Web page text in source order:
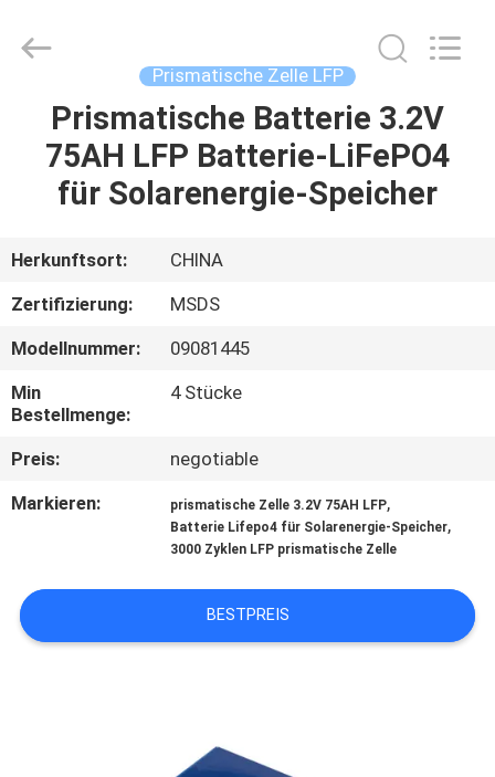
HAUS
PRODUKTE
ÜBER
UNS
FABRIK-
AUSFLUG
QUALITÄTSKONTROLLE
SIE
MIT
UNS
Ltd..
Prismatische Zelle LFP
Prismatische Batterie 3.2V
75AH LFP Batterie-LiFePO4
für Solarenergie-Speicher
Herkunftsort:
CHINA
Zertifizierung:
MSDS
Modellnummer:
09081445
Min
Bestellmenge:
4 Stücke
Preis:
negotiable
Markieren:
prismatische Zelle 3.2V 75AH LFP,
Batterie Lifepo4 für Solarenergie-Speicher,
3000 Zyklen LFP prismatische Zelle
BESTPREIS